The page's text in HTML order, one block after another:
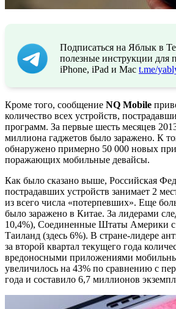
Подписаться на Яблык в
полезные инструкции для
iPhone, iPad и Mac t.me/
Кроме того, сообщение NQ Mobile
количество всех устройств,
программ. За первые шесть месяцев
миллиона гаджетов было заражено. К
обнаружено примерно 50 000 новых
поражающих мобильные девайсы.
Как было сказано выше, Российская
пострадавших устройств занимает 2
из всего числа «потерпевших». Еще
было заражено в Китае. За лидерами
10,4%), Соединенные Штаты Америки с
Таиланд (здесь 6%). В стране-лидере
за второй квартал текущего года
вредоносными приложениями
увеличилось на 43% по сравнению с
года и составило 6,7 миллионов